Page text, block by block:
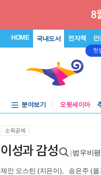
HOME 국내도서 전자책 만
첫
분야보기 오뒷세이아
소득공제
이성과 감성 범우비
제인 오스틴 (지은이), 송은주 (옮